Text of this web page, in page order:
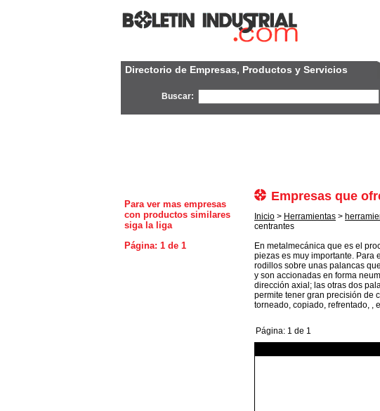
Directorio de Empresas, Productos y Servicios
Buscar:
Para ver mas empresas
con productos similares
siga la liga
Página: 1 de 1
Empresas que
Inicio > Herramientas >
centrantes
En metalmecánica que es el
piezas es muy importante. Para
rodillos sobre unas palancas
y son accionadas en forma
dirección axial; las otras dos
permite tener gran precisión de
torneado, copiado, refrentado, ,
Página: 1 de 1